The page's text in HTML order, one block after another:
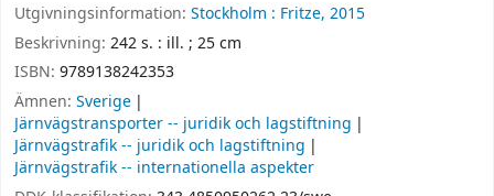
Utgivningsinformation: Stockholm : Fritze, 2015
Beskrivning: 242 s. : ill. ; 25 cm
ISBN: 9789138242353
Ämnen: Sverige
Järnvägstransporter -- juridik och lagstiftning
Järnvägstrafik -- juridik och lagstiftning
Järnvägstrafik -- internationella aspekter